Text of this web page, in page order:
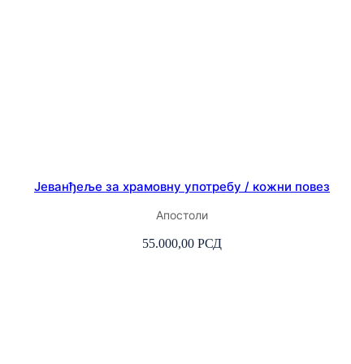
Јеванђеље за храмовну употребу / кожни повез
Апостоли
55.000,00 РСД